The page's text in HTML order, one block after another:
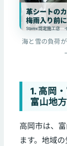
海と雪の負荷
1. 高岡
富山地
高岡市は、
ます。地域